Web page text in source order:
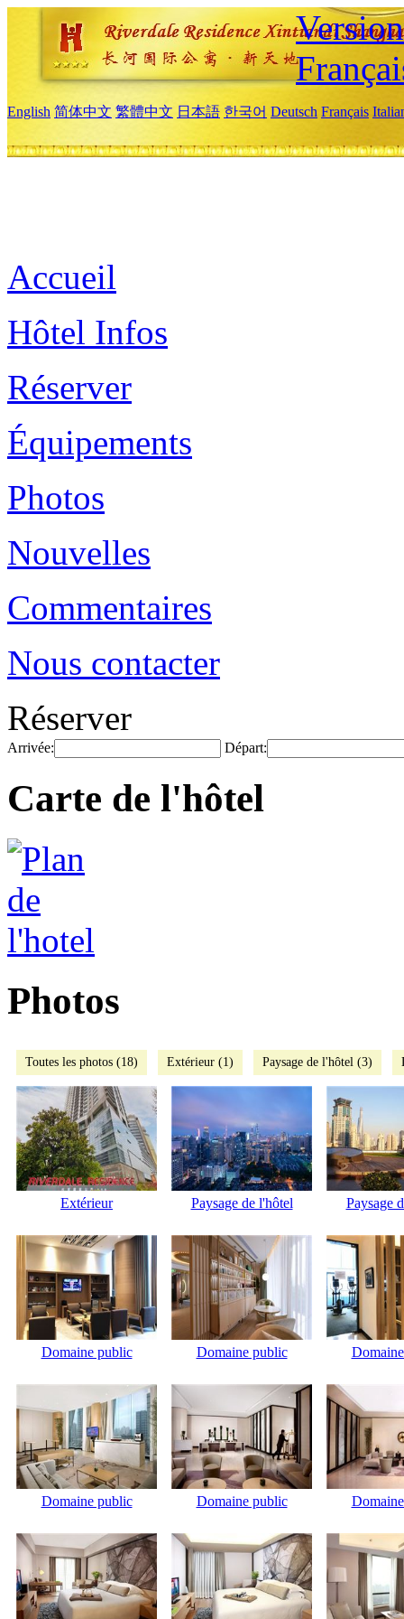
English 简体中文 繁體中文 日本語 한국어 Deutsch Français
Accueil
Hôtel Infos
Réserver
Équipements
Photos
Nouvelles
Commentaires
Nous contacter
Réserver
Arrivée: Départ:
Carte de l'hôtel
Photos
Toutes les photos (18) Extérieur (1) Paysage de l'hôtel (3)
Extérieur Paysage de l'hôtel Paysage
Domaine public Domaine public
Domaine public Domaine public